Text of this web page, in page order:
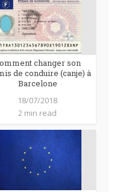
changer son
de conduire (canje) à
Barcelone
18/07/2018
2 min read